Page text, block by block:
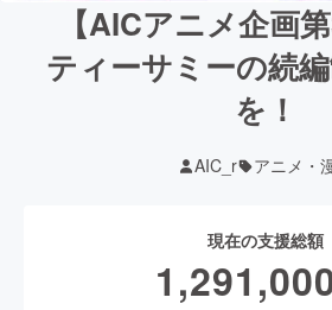
【AICアニメ企画
ティーサミーの続
を！
AIC_r アニメ・
現在の支援総額